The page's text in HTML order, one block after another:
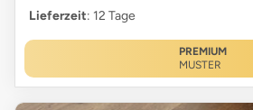
Lieferzeit: 12 Tage
PREMIUM
MUSTER